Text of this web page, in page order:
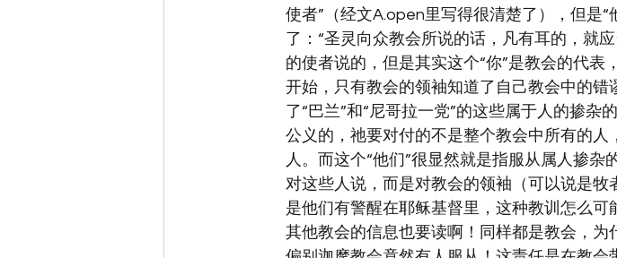
使者”（经文A.open里写得很清楚了），但是
了：“圣灵向众教会所说的话，凡有耳的，就
的使者说的，但是其实这个“你”是教会的代
开始，只有教会的领袖知道了自己教会中的
了“巴兰”和“尼哥拉一党”的这些属于人的掺杂
公义的，祂要对付的不是整个教会中所有的
人。而这个“他们”很显然就是指服从属人掺
对这些人说，而是对教会的领袖（可以说是牧
是他们有警醒在耶稣基督里，这种教训怎么
其他教会的信息也要读啊！同样都是教会，